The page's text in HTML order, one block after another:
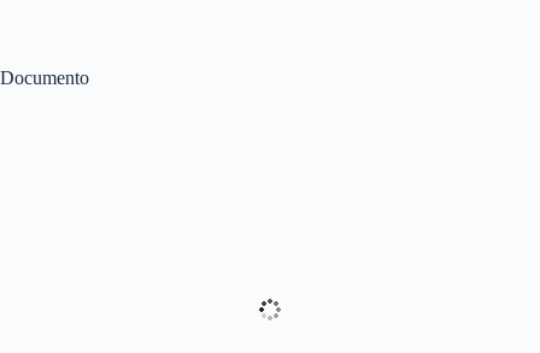
Documento